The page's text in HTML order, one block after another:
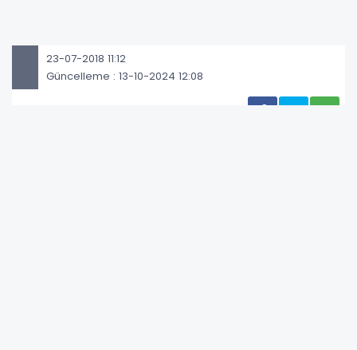
23-07-2018 11:12
Güncelleme : 13-10-2024 12:08